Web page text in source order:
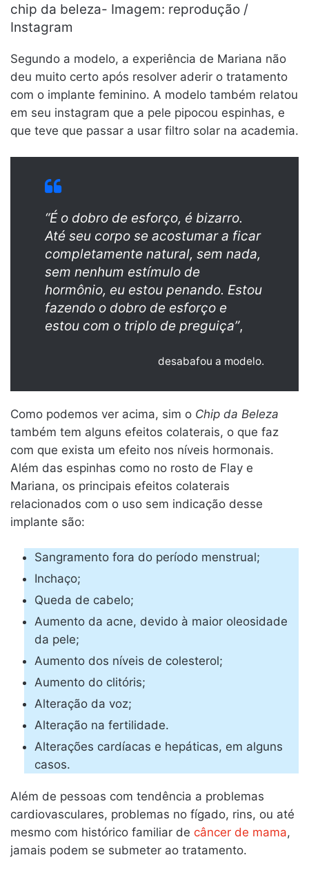
chip da beleza- Imagem: reprodução /
Instagram
Segundo a modelo, a experiência de Mariana não
deu muito certo após resolver aderir o tratamento
com o implante feminino. A modelo também relatou
em seu instagram que a pele pipocou espinhas, e
que teve que passar a usar filtro solar na academia.
“É o dobro de esforço, é bizarro.
Até seu corpo se acostumar a ficar
completamente natural, sem nada,
sem nenhum estímulo de
hormônio, eu estou penando. Estou
fazendo o dobro de esforço e
estou com o triplo de preguiça”,
desabafou a modelo.
Como podemos ver acima, sim o Chip da Beleza
também tem alguns efeitos colaterais, o que faz
com que exista um efeito nos níveis hormonais.
Além das espinhas como no rosto de Flay e
Mariana, os principais efeitos colaterais
relacionados com o uso sem indicação desse
implante são:
Sangramento fora do período menstrual;
Inchaço;
Queda de cabelo;
Aumento da acne, devido à maior oleosidade
da pele;
Aumento dos níveis de colesterol;
Aumento do clitóris;
Alteração da voz;
Alteração na fertilidade.
Alterações cardíacas e hepáticas, em alguns
casos.
Além de pessoas com tendência a problemas
cardiovasculares, problemas no fígado, rins, ou até
mesmo com histórico familiar de câncer de mama,
jamais podem se submeter ao tratamento.